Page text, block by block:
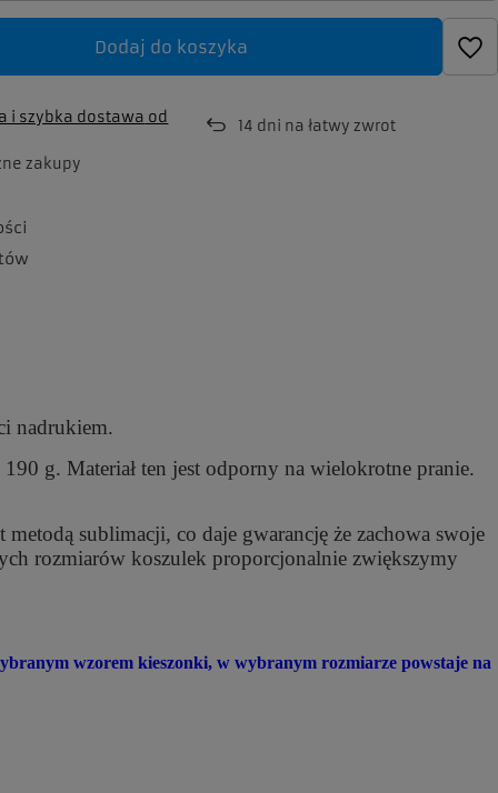
Dodaj do koszyka
i szybka dostawa od
14 dni na łatwy zwrot
zakupy
nadrukiem.
g. Materiał ten jest odporny na wielokrotne pranie.
sublimacji, co daje gwarancję że zachowa swoje
rozmiarów koszulek proporcjonalnie zwiększymy
wzorem kieszonki, w wybranym rozmiarze powstaje na